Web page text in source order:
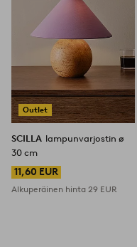
Outlet
SCILLA lampunvarjostin ø
30 cm
11,60 EUR
Alkuperäinen hinta 29 EUR